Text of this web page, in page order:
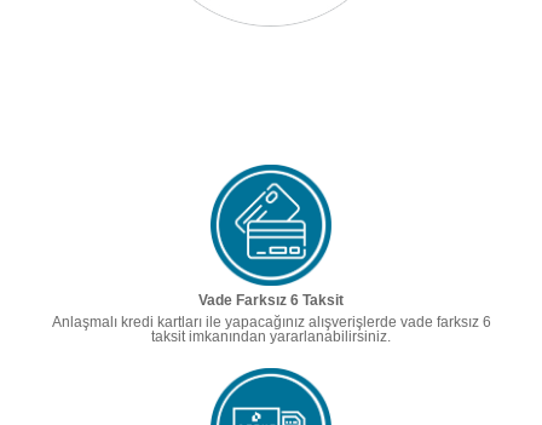
Vade Farksız 6 Taksit
Anlaşmalı kredi kartları ile yapacağınız alışverişlerde vade farksız 6
taksit imkanından yararlanabilirsiniz.